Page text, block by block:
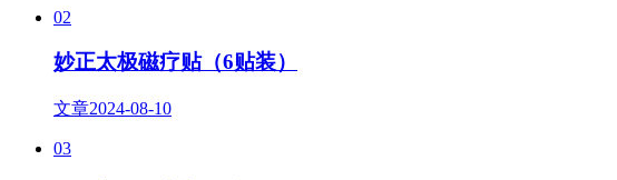
02
妙正太极磁疗贴（6贴装）
文章2024-08-10
03